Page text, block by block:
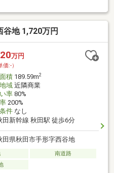
地 1,720万円
万円
価:-）
積189.59m2
域近隣商業
率80%
200%
件なし
田新幹線 秋田駅 徒歩6分
田県秋田市手形字西谷地
南道路